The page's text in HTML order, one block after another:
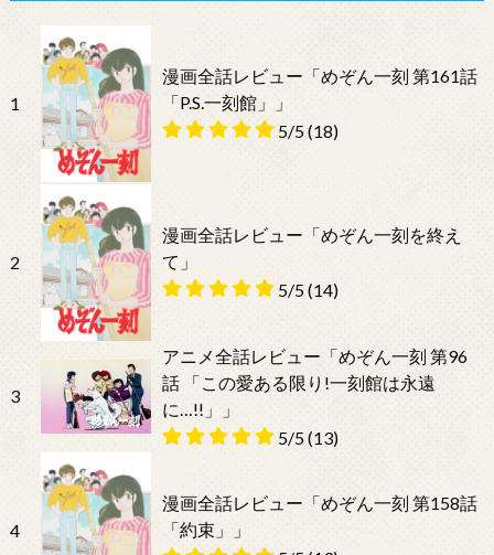
1
漫画全話レビュー「めぞん一刻 第161話
「P.S.一刻館」」
5/5(18)
2
漫画全話レビュー「めぞん一刻を終え
て」
5/5(14)
3
アニメ全話レビュー「めぞん一刻 第96
話 「この愛ある限り!一刻館は永遠
に…!!」」
5/5(13)
4
漫画全話レビュー「めぞん一刻 第158話
「約束」」